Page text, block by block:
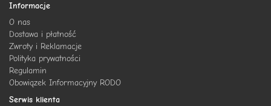
Informacje
O nas
Dostawa i płatność
Zwroty i Reklamacje
Polityka prywatności
Regulamin
Obowiązek Informacyjny RODO
Serwis klienta